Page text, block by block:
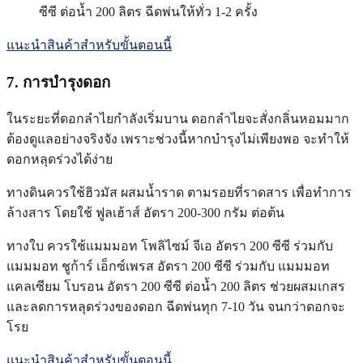
ซีซี ต่อน้ำ 200 ลิตร ฉีดพ่นให้ทั่ว 1-2 ครั้ง
แนะนำสินค้าสำหรับขั้นตอนนี้
7. การบำรุงดอก
ในระยะที่ดอกลำไยกำลังเริ่มบาน ดอกลำไยจะสั่งกลิ่นหอมมาก
ต้องดูแลอย่างจริงจัง เพราะช่วงนี้หากบำรุงไม่เพียงพอ จะทำให้
ดอกหลุดร่วงได้ง่าย
ทางดินควรใช้ฮิวมัส ผสมน้ำราด ตามรอยที่ราดสาร เพื่อทำการ
ล้างสาร โดยใช้ ฟูลเฮ้าส์ อัตรา 200-300 กรัม ต่อต้น
ทางใบ ควรใช้แมมมอท โพลิไซม์ จีเอ อัตรา 200 ซีซี ร่วมกับ
แมมมอท ชูก้าร์ เอ็กซ์เพรส อัตรา 200 ซีซี ร่วมกับ แมมมอท
แคลเซียม โบรอน อัตรา 200 ซีซี ต่อน้ำ 200 ลิตร ช่วยผสมเกสร
และลดการหลุดร่วงของดอก ฉีดพ่นทุก 7-10 วัน จนกว่าดอกจะ
โรย